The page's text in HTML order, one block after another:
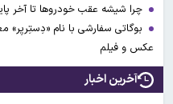
چرا شیشه عقب خودروها تا آخر
عکس و فیلم
آخرین اخبار